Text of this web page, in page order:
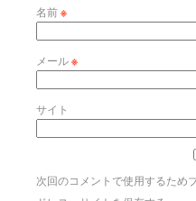
名前※
メール※
サイト
次回のコメントで使用するため